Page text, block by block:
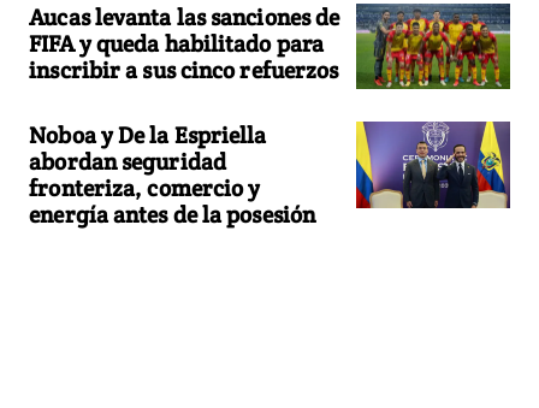
Aucas levanta las sanciones de
FIFA y queda habilitado para
inscribir a sus cinco refuerzos
Noboa y De la Espriella
abordan seguridad
fronteriza, comercio y
energía antes de la posesión